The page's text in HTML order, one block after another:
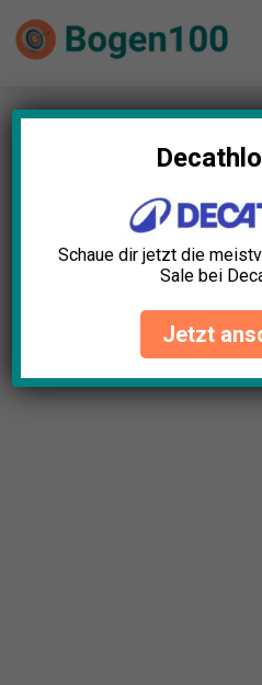
Inhalt
Startseite»Blog»
5 besten (Bestenliste)
Fingerschlinge
5 besten
Elias Schubert April 23,
Schaue dir jetzt die
Sale bei
Jetzt